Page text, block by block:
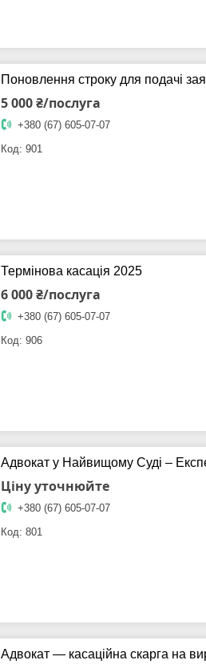
Поновлення строку для подачі
5 000 ₴/послуга
+380 (67) 605-07-07
901
Термінова касація 2025
6 000 ₴/послуга
+380 (67) 605-07-07
906
Адвокат у Найвищому Суді –
Ціну уточнюйте
+380 (67) 605-07-07
801
Адвокат — касаційна скарга на